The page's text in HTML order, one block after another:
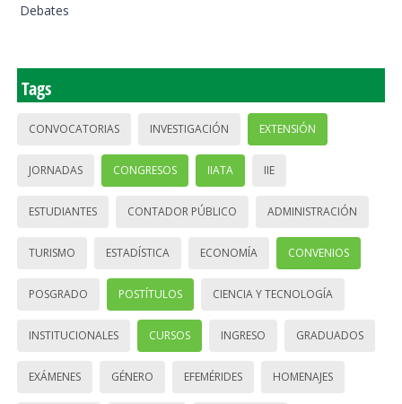
Debates
Tags
CONVOCATORIAS INVESTIGACIÓN EXTENSIÓN
JORNADAS CONGRESOS IIATA IIE
ESTUDIANTES CONTADOR PÚBLICO ADMINISTRACIÓN
TURISMO ESTADÍSTICA ECONOMÍA CONVENIOS
POSGRADO POSTÍTULOS CIENCIA Y TECNOLOGÍA
INSTITUCIONALES CURSOS INGRESO GRADUADOS
EXÁMENES GÉNERO EFEMÉRIDES HOMENAJES